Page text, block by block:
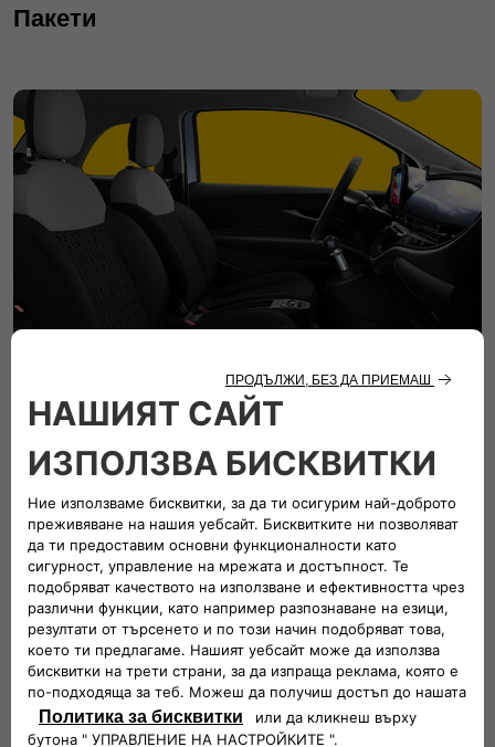
Пакети
Проектиран да направи всяко пътуване по-приятно:
седалките с подгрев и предното стъкло осигуряват
топлина дори в по-студените дни, докато
регулируемите в 6 посоки седалки и сгъваемата в
съотношение 50/50 задна седалка добавят гъвкавост за
всяка нужда. Предният подлакътник и електрическите
огледала с функция за размразяване осигуряват
удобство при ежедневното ти шофиране, а камерата за
задно виждане осигурява допълнителна увереност при
паркиране или движение на заден ход.